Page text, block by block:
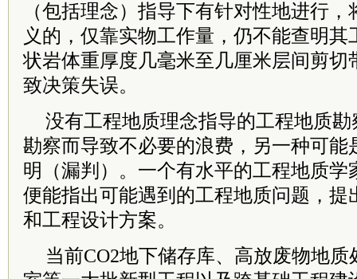
（包括理念）指导下有针对性地进行
义的，仅靠实物工作量，仍不能查明其
状岩体重厚度几毫米至几厘米层间剪切
致决策失误。
没有工程地质理念指导的工程地质
勘察而导致不必要的浪费，另一种可能
明（漏判）。一个有水平的工程地质学
便能指出可能遇到的工程地质问题，提
和工程设计方案。
当前CO2地下储存库、高放废物地